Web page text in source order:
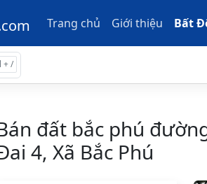
navigationTrang chủ Giới thiệu Bất
đất bắc phú
4, Xã Bắc Phú